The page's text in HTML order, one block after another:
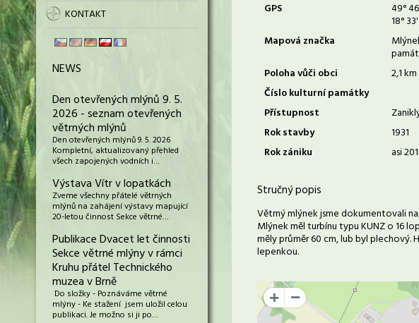
KONTAKT
NEWS
Den otevřených mlýnů 9. 5.
2026 - seznam otevřených
větrných mlýnů
Den otevřených mlýnů 9. 5. 2026
Kompletní, aktualizovaný přehled
všech zapojených vodních i…
Výstava Vítr v lopatkách
Zveme všechny přátelé větrných
mlýnů na zahájení výstavy mapující
20-letou činnost Sekce větrné…
Publikace Dvacet let činnosti
Sekce větrné mlýny v rámci
Kruhu přátel Technického
muzea v Brně
Do složky - Poznáváme větrné
mlýny - Ke stažení jsem uložil celou
publikaci. Je možno si ji po…
GPS
49°
18°
Mapová značka
Poloha vůči obci
2,1
Číslo kulturní památky
Přístupnost
Rok stavby
1931
Rok zániku
asi
Stručný popis
Větrný mlýnek jsme dokumentovali
Mlýnek měl turbínu typu KUNZ o 16
měly průměr 60 cm, lub byl plechový.
lepenkou.
+